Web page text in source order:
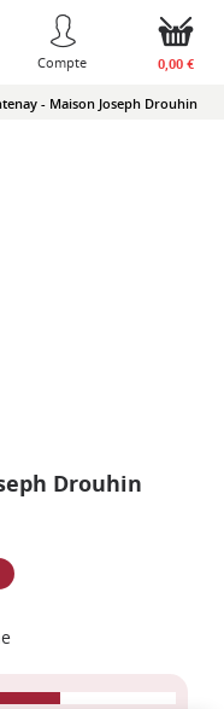
Compte 0,00 €
- Maison Joseph Drouhin
Drouhin